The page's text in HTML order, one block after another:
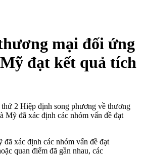
mại đối ứng
đạt kết quả tích
2 Hiệp định song phương về thương
Mỹ đã xác định các nhóm vấn đề đạt